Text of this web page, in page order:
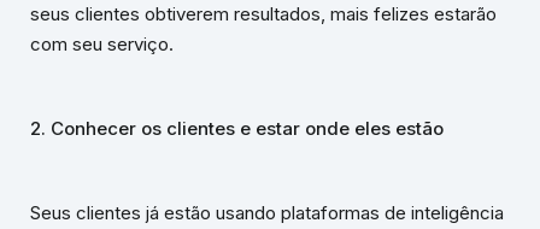
seus clientes obtiverem resultados, mais felizes estarão
com seu serviço.
2. Conhecer os clientes e estar onde eles estão
Seus clientes já estão usando plataformas de inteligência